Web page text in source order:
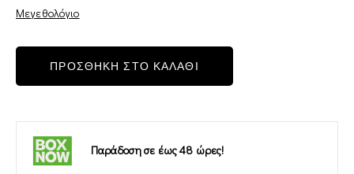
Μεγεθολόγιο
ΠΡΟΣΘΗΚΗ ΣΤΟ ΚΑΛΑΘΙ
Παράδοση σε έως 48 ώρες!